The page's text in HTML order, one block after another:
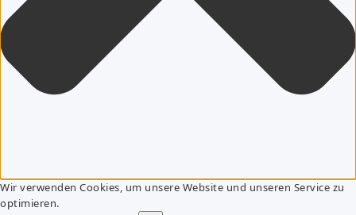
Wir verwenden Cookies, um unsere Website und unseren Service zu
optimieren.